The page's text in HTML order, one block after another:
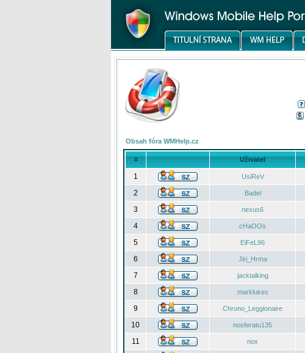
Obsah fóra WMHelp.cz
# Uživatel
1 UsiReV
2
Badel
3
nexus6
4
cHaOOs
5
EiFeL96
6
Jiri_Hrma
7
jacktalking
8
marklukes
9
Chrono_Leggionaire
10
nosferatu135
11
nox